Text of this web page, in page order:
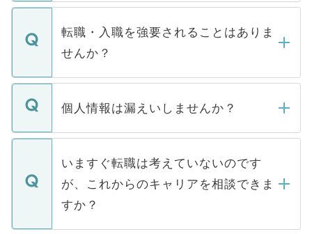
ます。通常、5営業日以内にはご連絡をせて
いただきますので、しばらくお待ちくださ
い。
マイナビDOCTORで取り扱っている求人の
うち約3割は、Webサイトからご覧いただ
けない「非公開求人」です。非公開求人は
下記の理由によって、一般には公開してい
ません。
■応募殺到を避けるため 人気のある医療機
関を公にしてしまうと、応募が殺到する場
に、医療機関が求める条件に合った人材の
みを人材紹介会社に依頼するケースが増え
ています。
転職・入職を強要されることはありま
せんか？
転職・入職を強要することは一切ありませ
ん。また、仮に応募先から内定をいただい
定を承諾する必要はありません。内定先へ
の辞退の連絡はキャリアパートナーが行い
ますので、ご安心ください。
個人情報は漏えいしませんか？
個人情報が漏えいすることはありませんの
で、ご安心ください。当サイトからの登録
などで収集したご登録者様の個人情報は、
ご本人のキャリアアップおよび転職活動の
支援を目的に使用いたします。お預かりし
ているすべての個人データはご本人の許可
いますぐ転職は考えていないのです
が、これからのキャリアを相談できま
すか？